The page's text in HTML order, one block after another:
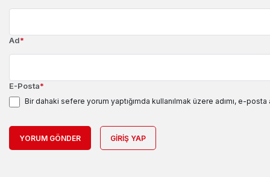
Ad*
E-Posta*
Bir dahaki sefere yorum yaptığımda kullanılmak üzere adımı, e-
YORUM GÖNDER GIRIŞ YAP